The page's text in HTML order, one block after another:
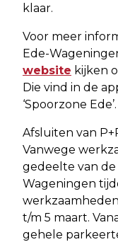
klaar.
Voor meer
Ede-
website kijken
Die vind in de
‘Spoorzone Ede’.
Afsluiten van
Vanwege
gedeelte van de
Wageningen
t/m 5 maart.
gehele